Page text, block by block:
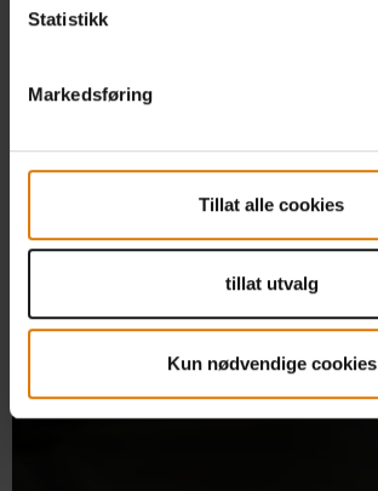
Statistikk
Markedsføring
Tillat alle cookies
tillat utvalg
Kun nødvendige cookies